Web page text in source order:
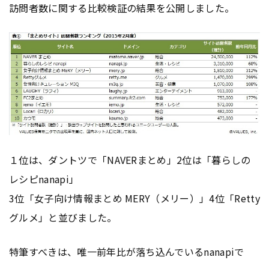
訪問者数に関する比較検証の結果を公開しました。
１位は、ダントツで「NAVERまとめ」2位は「暮らしの
レシピnanapi」
3位「女子向け情報まとめ MERY（メリー）」4位「Retty
グルメ」と並びました。
特筆すべきは、唯一前年比が落ち込んでいるnanapiで